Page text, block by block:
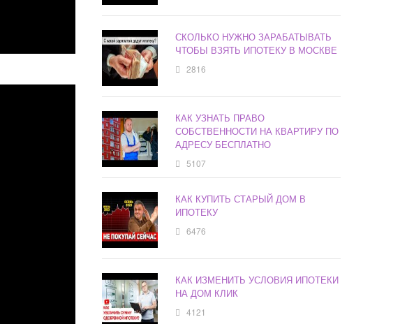
СКОЛЬКО НУЖНО ЗАРАБАТЫВАТЬ
ЧТОБЫ ВЗЯТЬ ИПОТЕКУ В МОСКВЕ
2816
КАК УЗНАТЬ ПРАВО
СОБСТВЕННОСТИ НА КВАРТИРУ ПО
АДРЕСУ БЕСПЛАТНО
5107
КАК КУПИТЬ СТАРЫЙ ДОМ В
ИПОТЕКУ
6476
КАК ИЗМЕНИТЬ УСЛОВИЯ ИПОТЕКИ
НА ДОМ КЛИК
4121